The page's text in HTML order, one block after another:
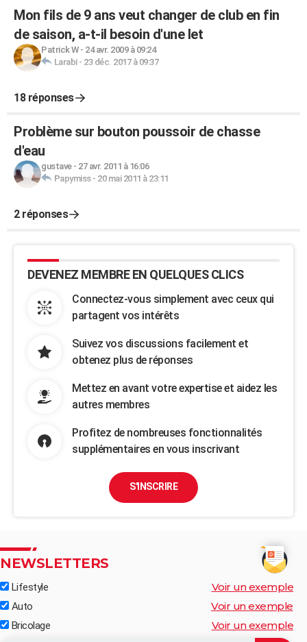
Mon fils de 9 ans veut changer de club en fin
de saison, a-t-il besoin d'une let
Patrick W- 24 avr. 2009 à 09:24
Larabi- 23 déc. 2017 à 09:37
18 réponses
Problème sur bouton poussoir de chasse
d'eau
gustave- 27 avr. 2011 à 16:06
Papymiss- 20 mai 2011 à 23:11
2 réponses
DEVENEZ MEMBRE EN QUELQUES CLICS
Connectez-vous simplement avec ceux qui
partagent vos intérêts
Suivez vos discussions facilement et
obtenez plus de réponses
Mettez en avant votre expertise et aidez les
autres membres
Profitez de nombreuses fonctionnalités
supplémentaires en vous inscrivant
S'INSCRIRE
NEWSLETTERS
Lifestyle Voir un exemple
Auto Voir un exemple
Bricolage Voir un exemple